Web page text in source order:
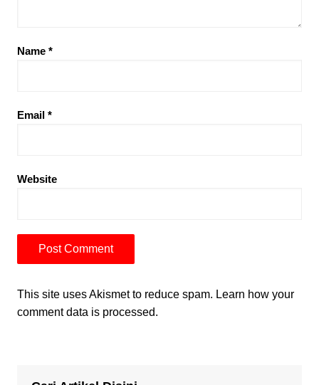
Name *
Email *
Website
This site uses Akismet to reduce spam. Learn how your
comment data is processed.